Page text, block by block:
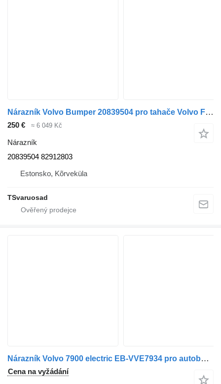
Nárazník Volvo Bumper 20839504 pro tahače Volvo FE-280
250 € ≈ 6 049 Kč
Nárazník
20839504 82912803
Estonsko, Kõrveküla
TSvaruosad
Nárazník Volvo 7900 electric EB-VVE7934 pro autobusy
Cena na vyžádání